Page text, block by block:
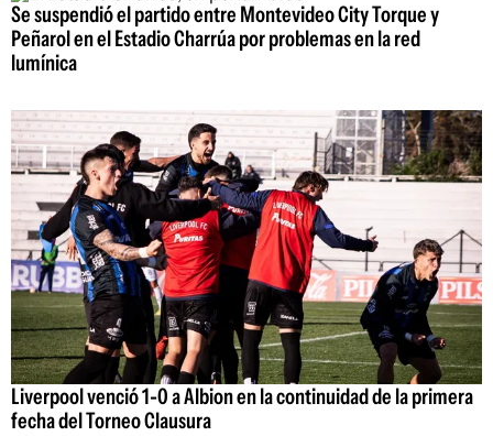
Se suspendió el partido entre Montevideo City Torque y
Peñarol en el Estadio Charrúa por problemas en la red
lumínica
Liverpool venció 1-0 a Albion en la continuidad de la primera
fecha del Torneo Clausura